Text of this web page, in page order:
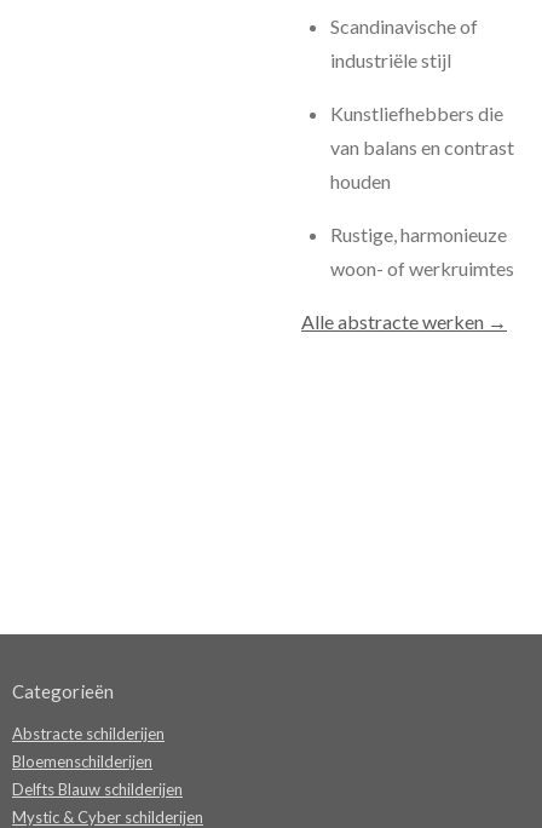
Scandinavische of
industriële stijl
Kunstliefhebbers die
van balans en contrast
houden
Rustige, harmonieuze
woon- of werkruimtes
Alle abstracte werken →
Categorieën
Abstracte schilderijen
Bloemenschilderijen
Delfts Blauw schilderijen
Mystic & Cyber schilderijen